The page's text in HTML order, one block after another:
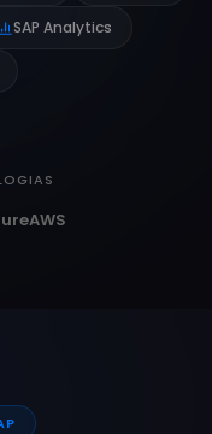
SAP Analytics
AWS